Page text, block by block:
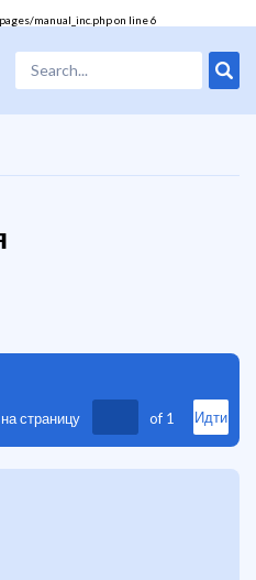
manual_inc.phpon line6
страницу of 1 Идти